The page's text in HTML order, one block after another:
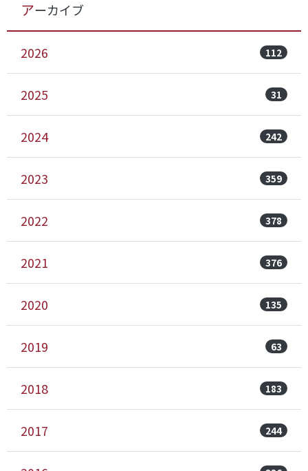
アーカイブ
2026 112
2025 31
2024 242
2023 359
2022 378
2021 376
2020 135
2019 63
2018 183
2017 244